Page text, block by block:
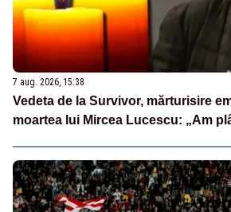
7 aug. 2026, 15:38
Vedeta de la Survivor, mărturisire
moartea lui Mircea Lucescu: „Am